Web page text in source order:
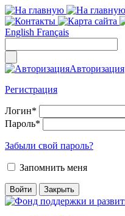
English Français
Авторизация
Регистрация
Логин*
Пароль*
Забыли свой пароль?
Запомнить меня